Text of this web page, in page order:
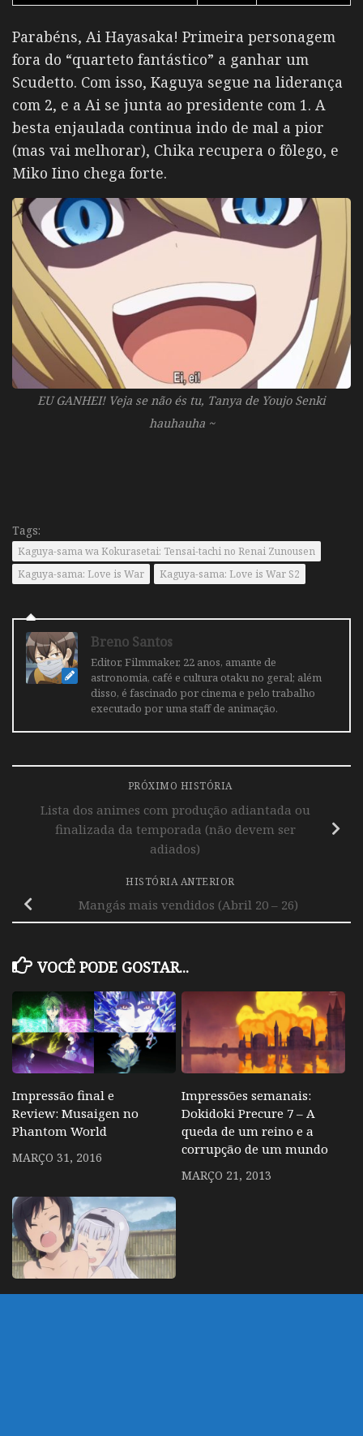
Parabéns, Ai Hayasaka! Primeira personagem
fora do “quarteto fantástico” a ganhar um
Scudetto. Com isso, Kaguya segue na liderança
com 2, e a Ai se junta ao presidente com 1. A
besta enjaulada continua indo de mal a pior
(mas vai melhorar), Chika recupera o fôlego, e
Miko Iino chega forte.
EU GANHEI! Veja se não és tu, Tanya de Youjo Senki
hauhauha ~
Tags:
Kaguya-sama wa Kokurasetai: Tensai-tachi no Renai Zunousen
Kaguya-sama: Love is War
Kaguya-sama: Love is War S2
Breno Santos
Editor, Filmmaker, 22 anos, amante de
astronomia, café e cultura otaku no geral; além
disso, é fascinado por cinema e pelo trabalho
executado por uma staff de animação.
PRÓXIMO HISTÓRIA
Lista dos animes com produção adiantada ou
finalizada da temporada (não devem ser
adiados)
HISTÓRIA ANTERIOR
Mangás mais vendidos (Abril 20 – 26)
VOCÊ PODE GOSTAR...
Impressão final e
Review: Musaigen no
Phantom World
MARÇO 31, 2016
Impressões semanais:
Dokidoki Precure 7 – A
queda de um reino e a
corrupção de um mundo
MARÇO 21, 2013